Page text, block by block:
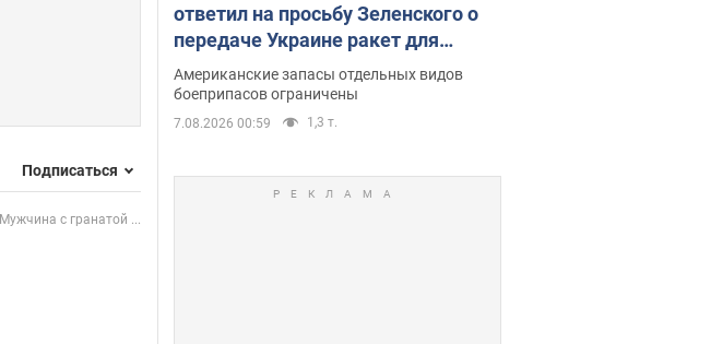
Подписаться
Мужчина с гранатой ...
ответил на просьбу Зеленского о
передаче Украине ракет для
Patriot
Американские запасы отдельных видов
боеприпасов ограничены
7.08.2026 00:59 1,3 т.